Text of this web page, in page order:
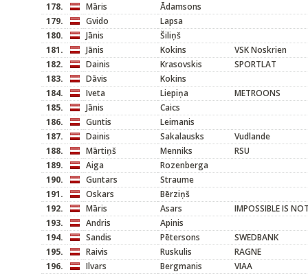
178.
Māris
Ādamsons
179.
Gvido
Lapsa
180.
Jānis
Šiliņš
181.
Jānis Kokins
VSK Noskrien
182.
Dainis Krasovskis
SPORTLAT
183.
Dāvis
Kokins
184.
Iveta Liepiņa
METROONS
185.
Jānis
Caics
186.
Guntis
Leimanis
187.
Dainis Sakalausks
Vudlande
188.
Mārtiņš Menniks
RSU
189.
Aiga
Rozenberga
190.
Guntars
Straume
191.
Oskars
Bērziņš
192.
Māris Asars
IMPOSSIBLE IS
193.
Andris
Apinis
194.
Sandis Pētersons
SWEDBANK
195.
Raivis Ruskulis
RAGNE
196.
Ilvars Bergmanis
VIAA